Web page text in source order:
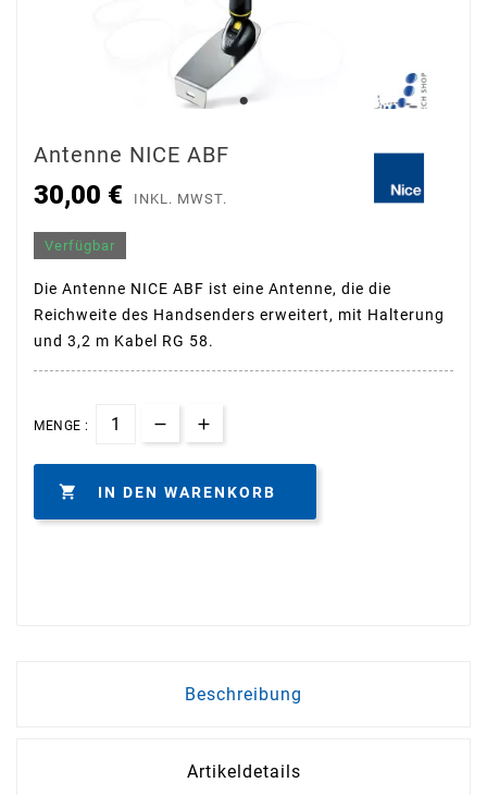
Antenne NICE ABF
30,00 € INKL. MWST.
Verfügbar
Die Antenne NICE ABF ist eine Antenne, die die
Reichweite des Handsenders erweitert, mit Halterung
und 3,2 m Kabel RG 58.
MENGE :
 IN DEN WARENKORB
Beschreibung
Artikeldetails